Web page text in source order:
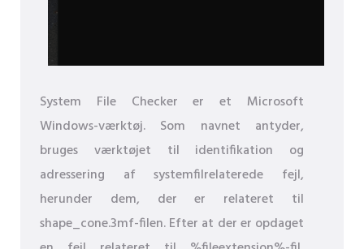
System File Checker er et Microsoft
Windows-værktøj. Som navnet antyder,
bruges værktøjet til identifikation og
adressering af systemfilrelaterede fejl,
herunder dem, der er relateret til
shape_cone.3mf-filen. Efter at der er opdaget